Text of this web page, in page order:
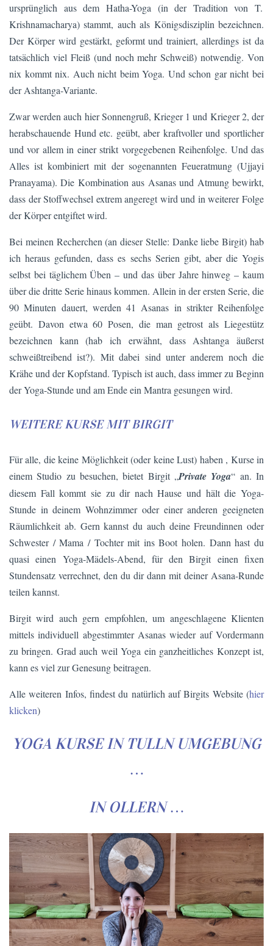
ursprünglich aus dem Hatha-Yoga (in der Tradition von T.
Krishnamacharya) stammt, auch als Königsdisziplin bezeichnen.
Der Körper wird gestärkt, geformt und trainiert, allerdings ist da
tatsächlich viel Fleiß (und noch mehr Schweiß) notwendig. Von
nix kommt nix. Auch nicht beim Yoga. Und schon gar nicht bei
der Ashtanga-Variante.
Zwar werden auch hier Sonnengruß, Krieger 1 und Krieger 2, der
herabschauende Hund etc. geübt, aber kraftvoller und sportlicher
und vor allem in einer strikt vorgegebenen Reihenfolge. Und das
Alles ist kombiniert mit der sogenannten Feueratmung (Ujjayi
Pranayama). Die Kombination aus Asanas und Atmung bewirkt,
dass der Stoffwechsel extrem angeregt wird und in weiterer Folge
der Körper entgiftet wird.
Bei meinen Recherchen (an dieser Stelle: Danke liebe Birgit) hab
ich heraus gefunden, dass es sechs Serien gibt, aber die Yogis
selbst bei täglichem Üben – und das über Jahre hinweg – kaum
über die dritte Serie hinaus kommen. Allein in der ersten Serie, die
90 Minuten dauert, werden 41 Asanas in strikter Reihenfolge
geübt. Davon etwa 60 Posen, die man getrost als Liegestütz
bezeichnen kann (hab ich erwähnt, dass Ashtanga äußerst
schweißtreibend ist?). Mit dabei sind unter anderem noch die
Krähe und der Kopfstand. Typisch ist auch, dass immer zu Beginn
der Yoga-Stunde und am Ende ein Mantra gesungen wird.
WEITERE KURSE MIT BIRGIT
Für alle, die keine Möglichkeit (oder keine Lust) haben , Kurse in
einem Studio zu besuchen, bietet Birgit „Private Yoga“ an. In
diesem Fall kommt sie zu dir nach Hause und hält die Yoga-
Stunde in deinem Wohnzimmer oder einer anderen geeigneten
Räumlichkeit ab. Gern kannst du auch deine Freundinnen oder
Schwester / Mama / Tochter mit ins Boot holen. Dann hast du
quasi einen Yoga-Mädels-Abend, für den Birgit einen fixen
Stundensatz verrechnet, den du dir dann mit deiner Asana-Runde
teilen kannst.
Birgit wird auch gern empfohlen, um angeschlagene Klienten
mittels individuell abgestimmter Asanas wieder auf Vordermann
zu bringen. Grad auch weil Yoga ein ganzheitliches Konzept ist,
kann es viel zur Genesung beitragen.
Alle weiteren Infos, findest du natürlich auf Birgits Website (hier
klicken)
YOGA KURSE IN TULLN UMGEBUNG
…
IN OLLERN…